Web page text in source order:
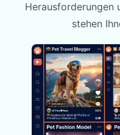
Herausforderungen
stehen